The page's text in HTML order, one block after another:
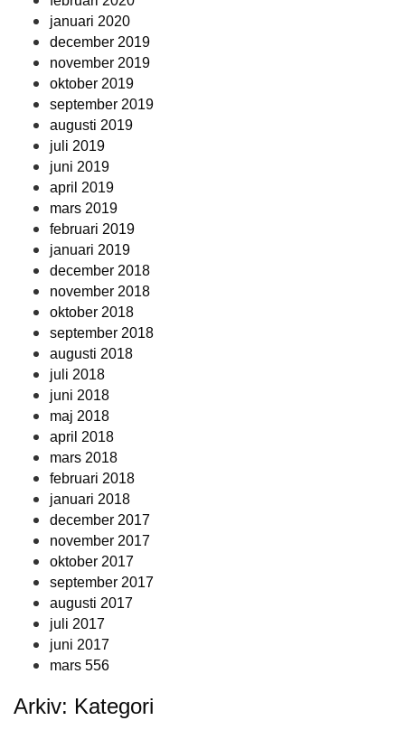
januari 2020
december 2019
november 2019
oktober 2019
september 2019
augusti 2019
juli 2019
juni 2019
april 2019
mars 2019
februari 2019
januari 2019
december 2018
november 2018
oktober 2018
september 2018
augusti 2018
juli 2018
juni 2018
maj 2018
april 2018
mars 2018
februari 2018
januari 2018
december 2017
november 2017
oktober 2017
september 2017
augusti 2017
juli 2017
juni 2017
mars 556
Arkiv: Kategori